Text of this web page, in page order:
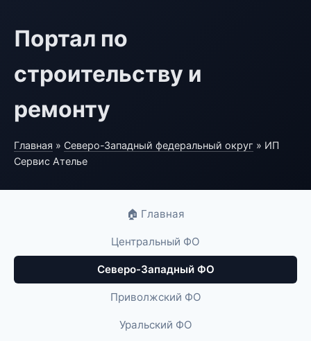
Портал по
строительству и
ремонту
Главная » Северо-Западный федеральный округ » ИП
Сервис Ателье
🏠 Главная
Центральный ФО
Северо-Западный ФО
Приволжский ФО
Уральский ФО